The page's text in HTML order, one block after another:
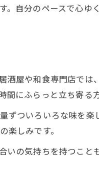
るひとり呑みのコツ
むひとり呑みの魅力
な居心地の良い空間選
り味わうひとり呑み時
る周南市のおすすめ空間
り呑みを堪能
自分のペースで心
屋や和食専門店で
にふらっと立ち寄る
ついろいろな味を
しみです。
の気持ちを持つこと